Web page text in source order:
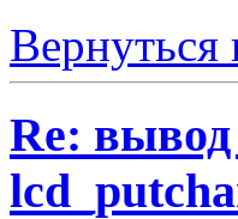
Вернуться
Re: